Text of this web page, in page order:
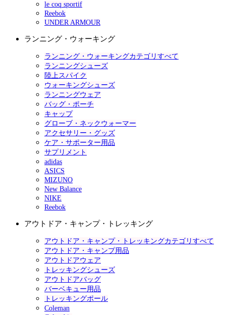
le coq sportif
Reebok
UNDER ARMOUR
ランニング・ウォーキング
ランニング・ウォーキングカテゴリすべて
ランニングシューズ
陸上スパイク
ウォーキングシューズ
ランニングウェア
バッグ・ポーチ
キャップ
グローブ・ネックウォーマー
アクセサリー・グッズ
ケア・サポーター用品
サプリメント
adidas
ASICS
MIZUNO
New Balance
NIKE
Reebok
アウトドア・キャンプ・トレッキング
アウトドア・キャンプ・トレッキングカテゴリすべて
アウトドア・キャンプ用品
アウトドアウェア
トレッキングシューズ
アウトドアバッグ
バーベキュー用品
トレッキングポール
Coleman